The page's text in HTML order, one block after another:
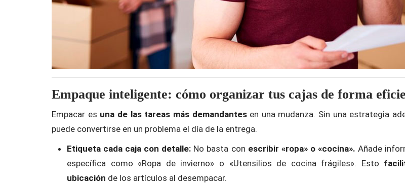
Empaque inteligente: cómo organizar tus cajas de forma
Empacar es una de las tareas más demandantesen una mudanza. Sin una estrategia
puede convertirse en un problema el día de la entrega.
Etiqueta cada caja con detalle: No basta con escribir «ropa» o «cocina». Añade
específica como «Ropa de invierno» o «Utensilios de cocina frágiles». Esto
ubicación de los artículos al desempacar.